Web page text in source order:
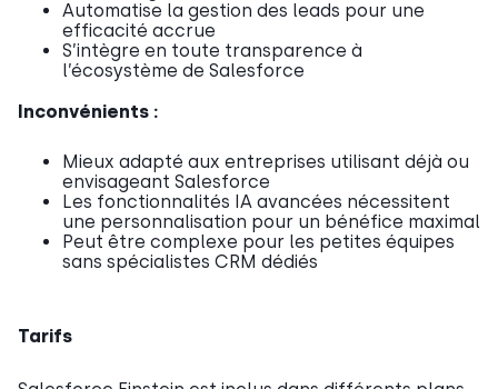
Automatise la gestion des leads pour une
efficacité accrue
S’intègre en toute transparence à
l’écosystème de Salesforce
Inconvénients :
Mieux adapté aux entreprises utilisant déjà ou
envisageant Salesforce
Les fonctionnalités IA avancées nécessitent
une personnalisation pour un bénéfice maximal
Peut être complexe pour les petites équipes
sans spécialistes CRM dédiés
Tarifs